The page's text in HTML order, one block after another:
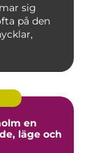
sig
på den
en
läge och